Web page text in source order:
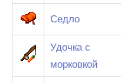
Седло
Удочка с
морковкой